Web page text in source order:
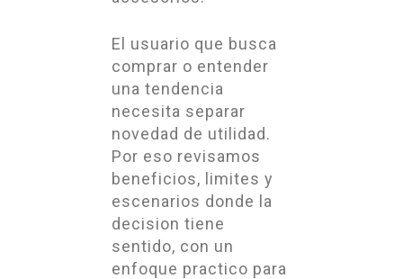
El usuario que busca
comprar o entender
una tendencia
necesita separar
novedad de utilidad.
Por eso revisamos
beneficios, limites y
escenarios donde la
decision tiene
sentido, con un
enfoque practico para